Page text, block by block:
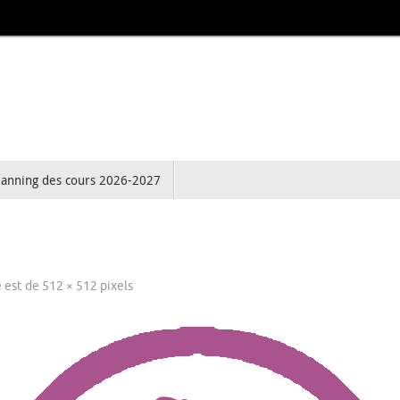
des cours 2026-2027
est de 512 × 512 pixels